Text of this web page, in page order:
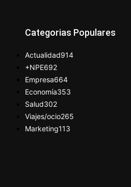
Categorias Populares
Actualidad914
+NPE692
Empresa664
Economía353
Salud302
Viajes/ocio265
Marketing113